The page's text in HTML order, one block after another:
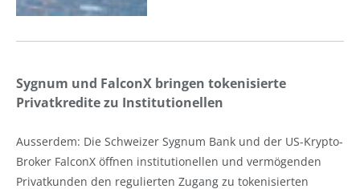
Sygnum und FalconX bringen tokenisierte
Privatkredite zu Institutionellen
Ausserdem: Die Schweizer Sygnum Bank und der US-Krypto-
Broker FalconX öffnen institutionellen und vermögenden
Privatkunden den regulierten Zugang zu tokenisierten